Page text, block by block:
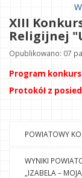
XIII
Religijnej
Opublikowano: 07
Program
Protokół z
POWIATOWY
WYNIKI
„IZABELA –